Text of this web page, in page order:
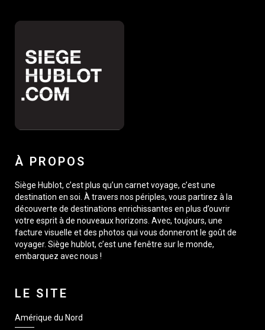
À PROPOS
Siège Hublot, c’est plus qu’un carnet voyage, c’est une
destination en soi. À travers nos périples, vous partirez à la
découverte de destinations enrichissantes en plus d’ouvrir
votre esprit à de nouveaux horizons. Avec, toujours, une
facture visuelle et des photos qui vous donneront le goût de
voyager. Siège hublot, c’est une fenêtre sur le monde,
embarquez avec nous !
LE SITE
Amérique du Nord